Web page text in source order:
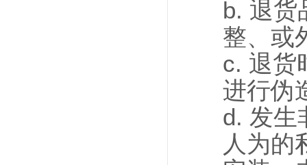
b. 退货
整、或
c. 退货
进行伪
d. 发生
人为的